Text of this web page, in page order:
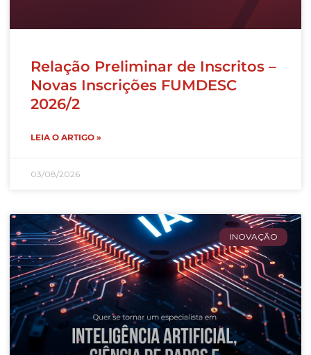
Relação Preliminar de Inscritos –
Novas Inscrições FUMDESC
2026/2
LEIA O ARTIGO »
03/08/2026
INOVAÇÃO